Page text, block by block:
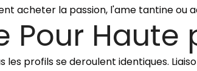
acheter la passion, l'ame tantine ou
Pour Haute
profils se deroulent identiques.